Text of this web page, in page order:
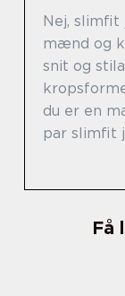
Nej, slimfit
mænd og
snit og
du er en
par slimfit
Få